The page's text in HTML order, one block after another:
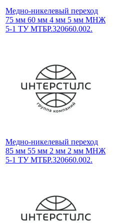
Медно-никелевый переход
75 мм 60 мм 4 мм 5 мм МНЖ
5-1 ТУ МТБР.320660.002.
Медно-никелевый переход
85 мм 55 мм 2 мм 2 мм МНЖ
5-1 ТУ МТБР.320660.002.